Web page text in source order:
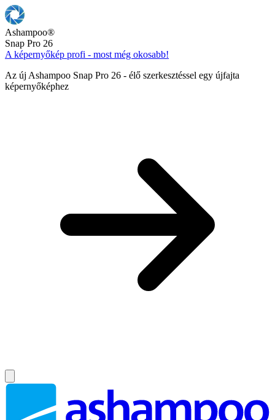
Ashampoo®
Snap Pro 26
A képernyőkép profi - most még okosabb!
Az új Ashampoo Snap Pro 26 - élő szerkesztéssel egy újfajta
képernyőképhez